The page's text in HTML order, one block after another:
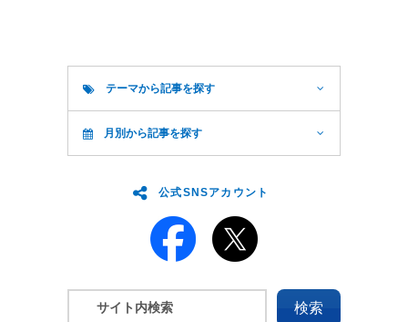
テーマから記事を探す
月別から記事を探す
公式SNSアカウント